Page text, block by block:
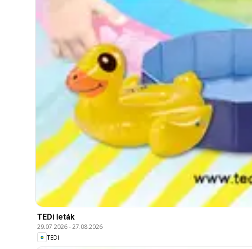
TEDi leták
29.07.2026-27.08.2026
TEDi